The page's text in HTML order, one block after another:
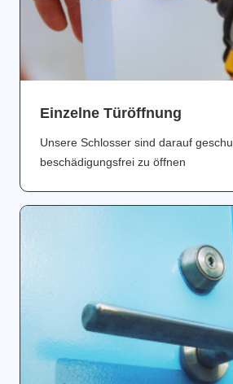
Einzelne Türöffnung
Unsere Schlosser sind darauf
beschädigungsfrei zu öffnen